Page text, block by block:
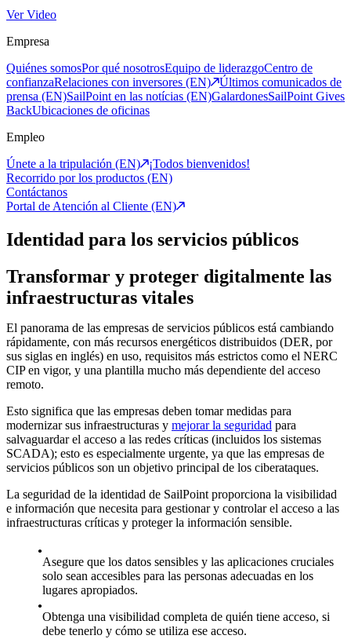
Ver Video
Empresa
Quiénes somosPor qué nosotrosEquipo de liderazgoCentro de
confianzaRelaciones con inversores (EN)
Últimos comunicados de
prensa (EN)SailPoint en las notícias (EN)GalardonesSailPoint Gives
BackUbicaciones de oficinas
Empleo
Únete a la tripulación (EN)
¡Todos bienvenidos!
Recorrido por los productos (EN)
Contáctanos
Portal de Atención al Cliente (EN)
Identidad para los servicios públicos
Transformar y proteger digitalmente las
infraestructuras vitales
El panorama de las empresas de servicios públicos está cambiando
rápidamente, con más recursos energéticos distribuidos (DER, por
sus siglas en inglés) en uso, requisitos más estrictos como el NERC
CIP en vigor, y una plantilla mucho más dependiente del acceso
remoto.
Esto significa que las empresas deben tomar medidas para
modernizar sus infraestructuras y mejorar la seguridad para
salvaguardar el acceso a las redes críticas (incluidos los sistemas
SCADA); esto es especialmente urgente, ya que las empresas de
servicios públicos son un objetivo principal de los ciberataques.
La seguridad de la identidad de SailPoint proporciona la visibilidad
e información que necesita para gestionar y controlar el acceso a las
infraestructuras críticas y proteger la información sensible.
Asegure que los datos sensibles y las aplicaciones cruciales
solo sean accesibles para las personas adecuadas en los
lugares apropiados.
Obtenga una visibilidad completa de quién tiene acceso, si
debe tenerlo y cómo se utiliza ese acceso.